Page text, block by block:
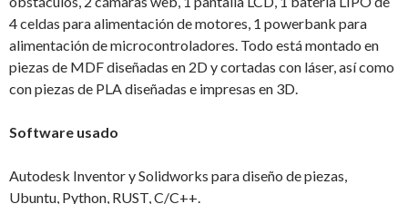
4 celdas para alimentación de motores, 1 powerbank para
alimentación de microcontroladores. Todo está montado en
piezas de MDF diseñadas en 2D y cortadas con láser, así como
con piezas de PLA diseñadas e impresas en 3D.
Software usado
Autodesk Inventor y Solidworks para diseño de piezas,
Ubuntu, Python, RUST, C/C++.